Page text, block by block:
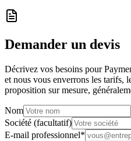
Demander un devis
Décrivez vos besoins pour
et nous vous enverrons les tarifs,
proposition sur mesure,
Nom
Société (facultatif)
E-mail professionnel*